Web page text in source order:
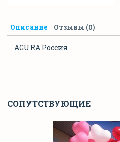
Описание Отзывы (0)
AGURA Россия
CОПУТСТВУЮЩИЕ